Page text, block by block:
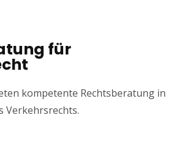
für
kompetente Rechtsberatung in
Verkehrsrechts.